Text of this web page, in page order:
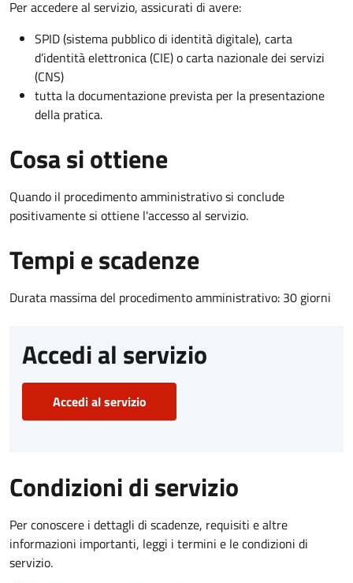
Per accedere al servizio, assicurati di avere:
SPID (sistema pubblico di identità digitale), carta
d’identità elettronica (CIE) o carta nazionale dei servizi
(CNS)
tutta la documentazione prevista per la presentazione
della pratica.
Cosa si ottiene
Quando il procedimento amministrativo si conclude
positivamente si ottiene l'accesso al servizio.
Tempi e scadenze
Durata massima del procedimento amministrativo: 30 giorni
Accedi al servizio
Accedi al servizio
Condizioni di servizio
Per conoscere i dettagli di scadenze, requisiti e altre
informazioni importanti, leggi i termini e le condizioni di
servizio.